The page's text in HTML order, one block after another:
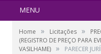
MENU
Home » Licitações »
(REGISTRO DE PREÇO PARA
VASILHAME) » PARECER